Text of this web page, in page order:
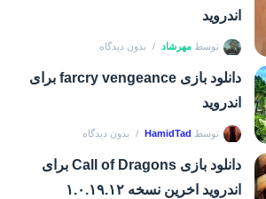
اندروید
توسط مهرشاد بدون دیدگاه
دانلود بازی farcry vengeance برای
اندروید
توسط HamidTad بدون دیدگاه
دانلود بازی Call of Dragons برای
اندروید اخرین نسخه ۱.۰.۱۹.۱۲